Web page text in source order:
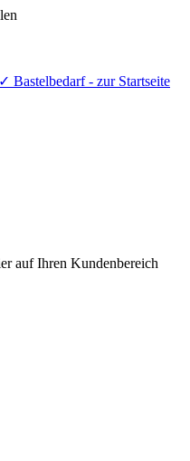
auf Ihren Kundenbereich